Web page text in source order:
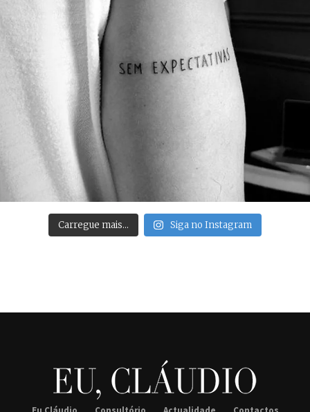
Carregue mais… Siga no Instagram